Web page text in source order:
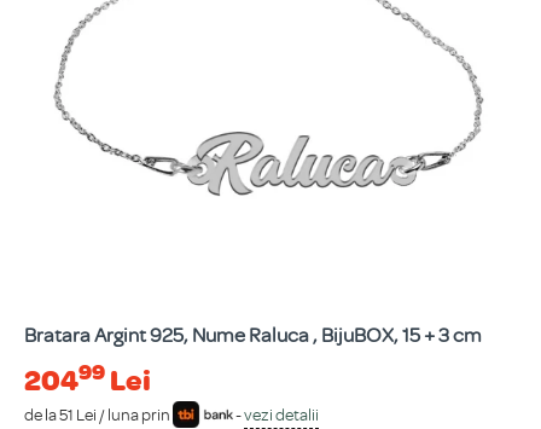
Bratara Argint 925, Nume Raluca , BijuBOX, 15 + 3 cm
20499 Lei
de la 51 Lei / luna prin -vezi detalii